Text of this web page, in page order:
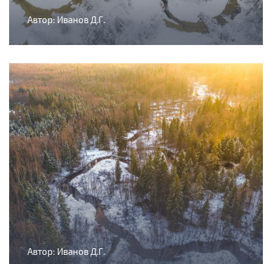
Автор: Иванов Д.Г.
Автор: Иванов Д.Г.